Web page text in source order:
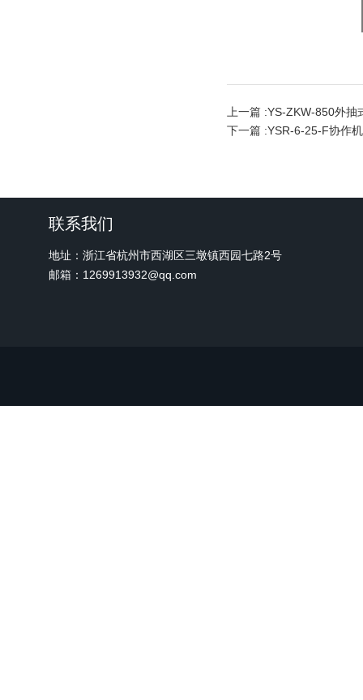
上一篇 :YS-ZKW-850外抽
下一篇 :YSR-6-25-F协作
联系我们
地址：浙江省杭州市西湖区三墩镇西园七路2号
邮箱：1269913932@qq.com